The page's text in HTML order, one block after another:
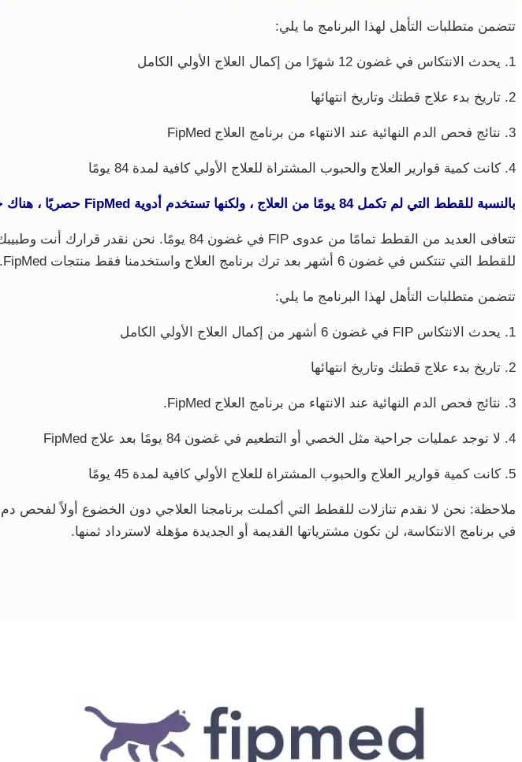
تتضمن متطلبات التأهل لهذا البرنامج ما يلي:
1. يحدث الانتكاس في غضون 12 شهرًا من إكمال العلاج الأولي الكامل
2. تاريخ بدء علاج قطتك وتاريخ انتهائها
3. نتائج فحص الدم النهائية عند الانتهاء من برنامج العلاج FipMed
4. كانت كمية قوارير العلاج والحبوب المشتراة للعلاج الأولي كافية لمدة 84 يومًا
بالنسبة للقطط التي لم تكمل 84 يومًا من العلاج ، ولكنها تستخدم أدوية FipMed حصريًا ، هناك خصم بنسبة 50٪ على علاج الانتكاس في حالة حدوث انتكاس FIP.
للقطط التي تنتكس في غضون 6 أشهر بعد ترك برنامج العلاج واستخدمنا فقط منتجات FipMed.
تتضمن متطلبات التأهل لهذا البرنامج ما يلي:
1. يحدث الانتكاس FIP في غضون 6 أشهر من إكمال العلاج الأولي الكامل
2. تاريخ بدء علاج قطتك وتاريخ انتهائها
3. نتائج فحص الدم النهائية عند الانتهاء من برنامج العلاج FipMed.
4. لا توجد عمليات جراحية مثل الخصي أو التطعيم في غضون 84 يومًا بعد علاج FipMed
5. كانت كمية قوارير العلاج والحبوب المشتراة للعلاج الأولي كافية لمدة 45 يومًا
ملاحظة: نحن لا نقدم تنازلات للقطط التي أكملت برنامجنا العلاجي دون الخضوع أولاً لفحص
في برنامج الانتكاسة، لن تكون مشترياتها القديمة أو الجديدة مؤهلة لاسترداد ثمنها.